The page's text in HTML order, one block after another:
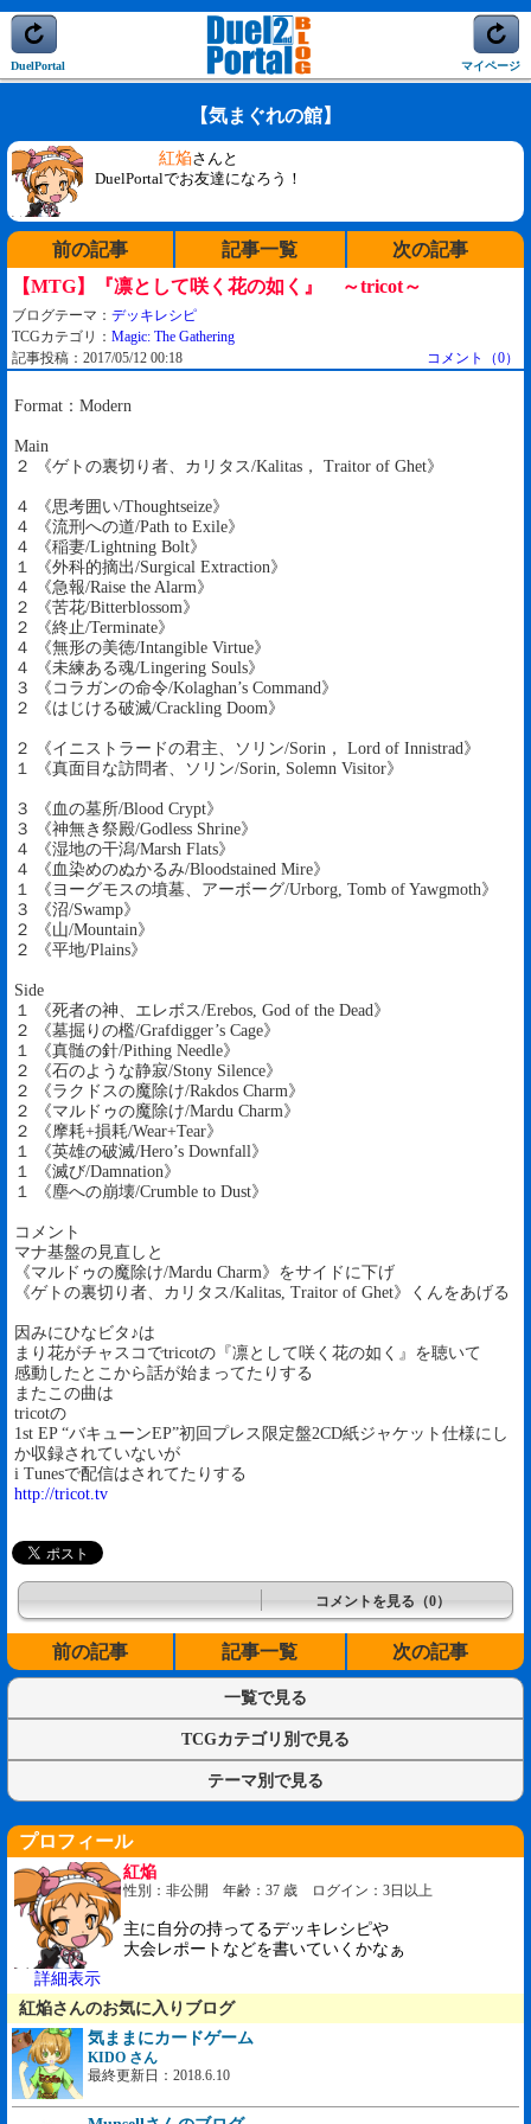
DuelPortal マイページ
【気まぐれの館】
紅焔さんと
DuelPortalでお友達になろう！
前の記事 記事一覧
次の記事
【MTG】『凛として咲く花の如く』 ～tricot～
ブログテーマ： デッキレシピ
TCGカテゴリ： Magic: The Gathering
記事投稿：2017/05/12 00:18
コメント（0）
Format：Modern
Main
２ 《ゲトの裏切り者、カリタス/Kalitas， Traitor of Ghet》
４ 《思考囲い/Thoughtseize》
４ 《流刑への道/Path to Exile》
４ 《稲妻/Lightning Bolt》
１ 《外科的摘出/Surgical Extraction》
４ 《急報/Raise the Alarm》
２ 《苦花/Bitterblossom》
２ 《終止/Terminate》
４ 《無形の美徳/Intangible Virtue》
４ 《未練ある魂/Lingering Souls》
３ 《コラガンの命令/Kolaghan’s Command》
２ 《はじける破滅/Crackling Doom》
２ 《イニストラードの君主、ソリン/Sorin， Lord of Innistrad》
１ 《真面目な訪問者、ソリン/Sorin, Solemn Visitor》
３ 《血の墓所/Blood Crypt》
３ 《神無き祭殿/Godless Shrine》
４ 《湿地の干潟/Marsh Flats》
４ 《血染めのぬかるみ/Bloodstained Mire》
１ 《ヨーグモスの墳墓、アーボーグ/Urborg, Tomb of Yawgmoth》
３ 《沼/Swamp》
２ 《山/Mountain》
２ 《平地/Plains》
Side
１ 《死者の神、エレボス/Erebos, God of the Dead》
２ 《墓掘りの檻/Grafdigger’s Cage》
１ 《真髄の針/Pithing Needle》
２ 《石のような静寂/Stony Silence》
２ 《ラクドスの魔除け/Rakdos Charm》
２ 《マルドゥの魔除け/Mardu Charm》
２ 《摩耗+損耗/Wear+Tear》
１ 《英雄の破滅/Hero’s Downfall》
１ 《滅び/Damnation》
１ 《塵への崩壊/Crumble to Dust》
コメント
マナ基盤の見直しと
《マルドゥの魔除け/Mardu Charm》をサイドに下げ
《ゲトの裏切り者、カリタス/Kalitas, Traitor of Ghet》くんをあげる
因みにひなビタ♪は
まり花がチャスコでtricotの『凛として咲く花の如く』を聴いて
感動したとこから話が始まってたりする
またこの曲は
tricotの
1st EP “バキューンEP”初回プレス限定盤2CD紙ジャケット仕様にし
か収録されていないが
i Tunesで配信はされてたりする
http://tricot.tv
コメントを見る（0）
前の記事 記事一覧 次の記事
一覧で見る
TCGカテゴリ別で見る
テーマ別で見る
プロフィール
詳細表示
紅焔
性別：非公開 年齢：37 歳 ログイン：3日以上
主に自分の持ってるデッキレシピや
大会レポートなどを書いていくかなぁ
紅焔さんのお気に入りブログ
気ままにカードゲーム
KIDO さん
最終更新日：2018.6.10